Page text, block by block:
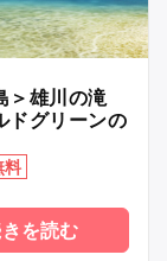
＞雄川の滝
ドグリーンの
料
を読む